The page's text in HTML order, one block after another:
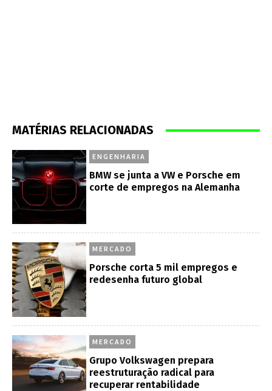
MATÉRIAS RELACIONADAS
ENGENHARIA
BMW se junta a VW e Porsche em
corte de empregos na Alemanha
MERCADO
Porsche corta 5 mil empregos e
redesenha futuro global
MERCADO
Grupo Volkswagen prepara
reestruturação radical para
recuperar rentabilidade